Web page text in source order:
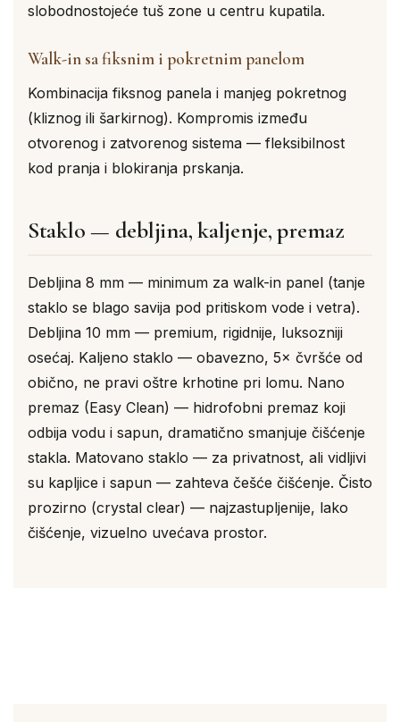
slobodnostojeće tuš zone u centru kupatila.
Walk-in sa fiksnim i pokretnim panelom
Kombinacija fiksnog panela i manjeg pokretnog
(kliznog ili šarkirnog). Kompromis između
otvorenog i zatvorenog sistema — fleksibilnost
kod pranja i blokiranja prskanja.
Staklo — debljina, kaljenje, premaz
Debljina 8 mm — minimum za walk-in panel (tanje
staklo se blago savija pod pritiskom vode i vetra).
Debljina 10 mm — premium, rigidnije, luksozniji
osećaj. Kaljeno staklo — obavezno, 5× čvršće od
obično, ne pravi oštre krhotine pri lomu. Nano
premaz (Easy Clean) — hidrofobni premaz koji
odbija vodu i sapun, dramatično smanjuje čišćenje
stakla. Matovano staklo — za privatnost, ali vidljivi
su kapljice i sapun — zahteva češće čišćenje. Čisto
prozirno (crystal clear) — najzastupljenije, lako
čišćenje, vizuelno uvećava prostor.